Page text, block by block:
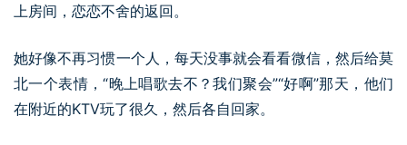
上房间，恋恋不舍的返回。
她好像不再习惯一个人，每天没事就会看看微信，然后给莫
北一个表情，“晚上唱歌去不？我们聚会”“好啊”那天，他们
在附近的KTV玩了很久，然后各自回家。